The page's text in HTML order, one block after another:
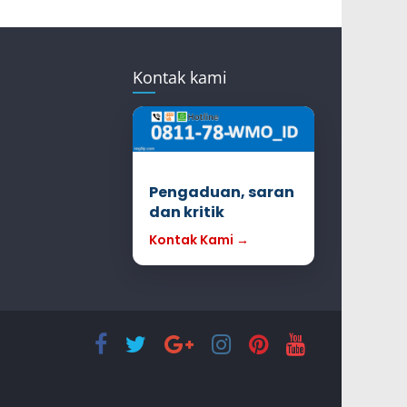
Kontak kami
Pengaduan, saran
dan kritik
Kontak Kami →